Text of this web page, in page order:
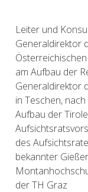
Leiter und
Generaldirektor
am Aufbau der
Generaldirektor
in Teschen,
Aufbau der
des
bekannter
der TH Graz